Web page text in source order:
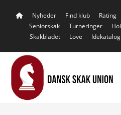
Nyheder Find klub Rating
Seniorskak
Turneringer
Skakbladet
Love Idekatalog